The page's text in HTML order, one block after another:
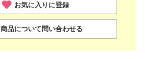
お気に入りに登録
商品について問い合わせる